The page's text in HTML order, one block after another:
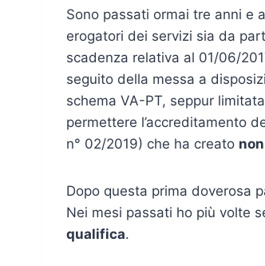
Sono passati ormai tre anni e
erogatori dei servizi sia da
scadenza relativa al 01/06/
seguito della messa a
schema VA-PT, seppur
permettere l’accreditamento
n° 02/2019) che ha creato
Dopo questa prima doverosa
Nei mesi passati ho più volte
qualifica.